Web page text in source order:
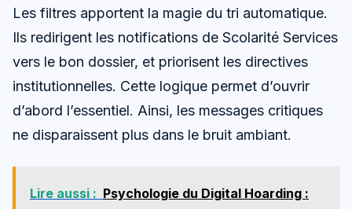
Les filtres apportent la magie du tri automatique.
Ils redirigent les notifications de Scolarité Services
vers le bon dossier, et priorisent les directives
institutionnelles. Cette logique permet d’ouvrir
d’abord l’essentiel. Ainsi, les messages critiques
ne disparaissent plus dans le bruit ambiant.
Lire aussi : Psychologie du Digital Hoarding :